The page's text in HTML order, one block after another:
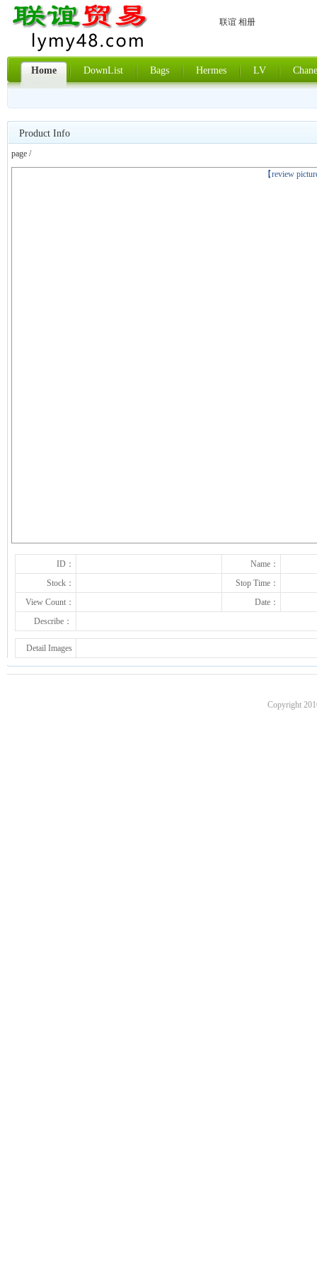
联谊 相册
Home DownList Bags Hermes LV
Product Info
page /
【review
上一张
ID：
Name：
Stock：
Stop Time：
View Count：
Date：
Describe：
Detail Images
Copyright